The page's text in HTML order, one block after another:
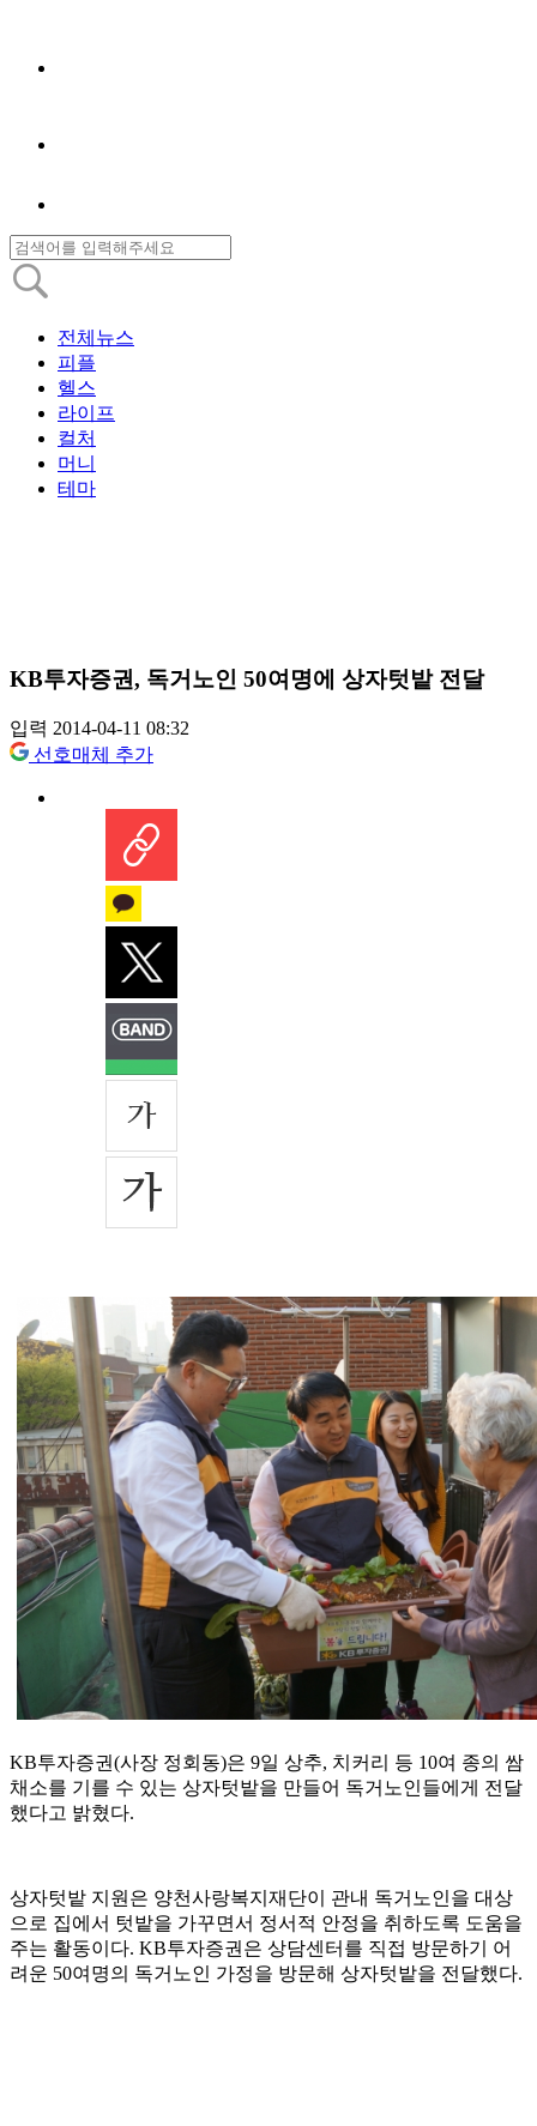
전체뉴스
피플
헬스
라이프
컬처
머니
테마
KB투자증권, 독거노인 50여명에 상자텃밭 전달
입력 2014-04-11 08:32
선호매체 추가
KB투자증권(사장 정회동)은 9일 상추, 치커리 등 10여 종의 쌈
채소를 기를 수 있는 상자텃밭을 만들어 독거노인들에게 전달
했다고 밝혔다.
상자텃밭 지원은 양천사랑복지재단이 관내 독거노인을 대상
으로 집에서 텃밭을 가꾸면서 정서적 안정을 취하도록 도움을
주는 활동이다. KB투자증권은 상담센터를 직접 방문하기 어
려운 50여명의 독거노인 가정을 방문해 상자텃밭을 전달했다.